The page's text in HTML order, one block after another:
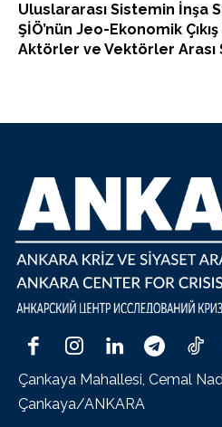
Uluslararası Sistemin İnşa
ŞİÖ’nün Jeo-Ekonomik
Aktörler ve Vektörler Arası
Çankaya Mahallesi, Cemal
Çankaya/ANKARA